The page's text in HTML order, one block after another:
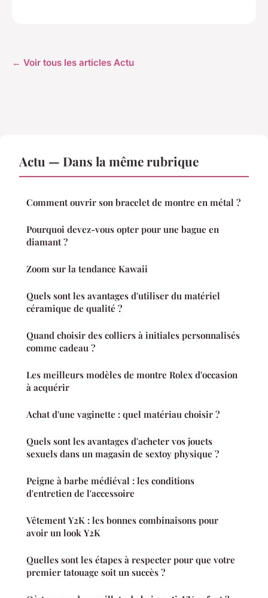
← Voir tous les articles Actu
Actu — Dans la même rubrique
Comment ouvrir son bracelet de montre en métal ?
Pourquoi devez-vous opter pour une bague en
diamant ?
Zoom sur la tendance Kawaii
Quels sont les avantages d'utiliser du matériel
céramique de qualité ?
Quand choisir des colliers à initiales personnalisés
comme cadeau ?
Les meilleurs modèles de montre Rolex d'occasion
à acquérir
Achat d'une vaginette : quel matériau choisir ?
Quels sont les avantages d'acheter vos jouets
sexuels dans un magasin de sextoy physique ?
Peigne à barbe médiéval : les conditions
d'entretien de l'accessoire
Vêtement Y2K : les bonnes combinaisons pour
avoir un look Y2K
Quelles sont les étapes à respecter pour que votre
premier tatouage soit un succès ?